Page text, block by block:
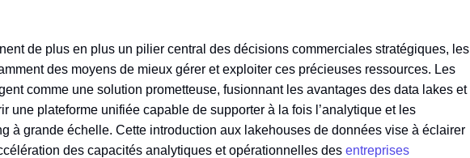
de plus en plus un pilier central des décisions commerciales stratégiques, les
des moyens de mieux gérer et exploiter ces précieuses ressources. Les
comme une solution prometteuse, fusionnant les avantages des data lakes et
une plateforme unifiée capable de supporter à la fois l’analytique et les
à grande échelle. Cette introduction aux lakehouses de données vise à éclairer
des capacités analytiques et opérationnelles des entreprises